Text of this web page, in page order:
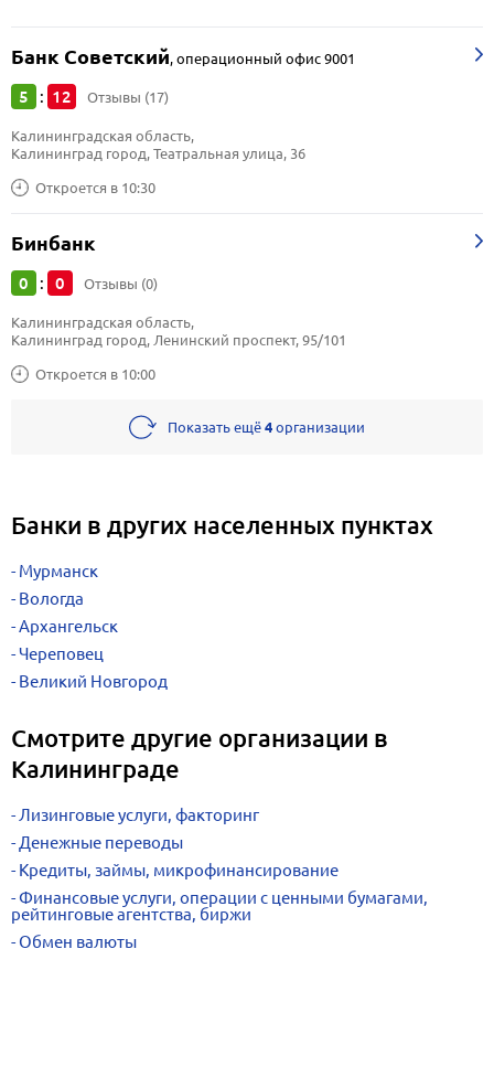
Банк Советский,операционный офис 9001
5 : 12 Отзывы (17)
Откроется в 10:30
Калининградская область,
Калининград город, Театральная улица, 36
Бинбанк
0 : 0 Отзывы (0)
Откроется в 10:00
Калининградская область,
Калининград город, Ленинский проспект, 95/101
Показать ещё4организации
Банки в других населенных пунктах
Мурманск
Вологда
Архангельск
Череповец
Великий Новгород
Смотрите другие организации в
Калининграде
Лизинговые услуги, факторинг
Денежные переводы
Кредиты, займы, микрофинансирование
Финансовые услуги, операции с ценными бумагами,
рейтинговые агентства, биржи
Обмен валюты